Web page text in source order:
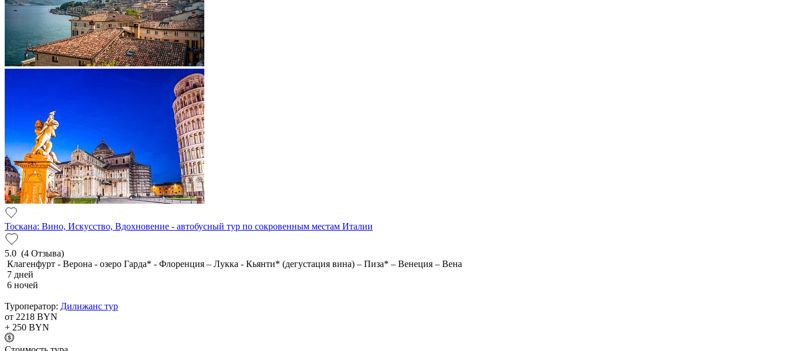
Тоскана: Вино, Искусство, Вдохновение - автобусный тур по сокровенным местам Италии
5.0 (4 Отзыва)
Клагенфурт - Верона - озеро Гарда* - Флоренция – Лукка - Кьянти* (дегустация вина) – Пиза* – Венеция – Вена
7 дней
6 ночей
Туроператор: Дилижанс тур
от 2218 BYN
+ 250 BYN